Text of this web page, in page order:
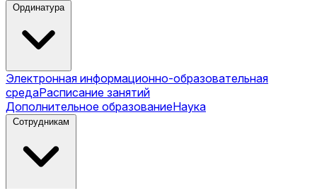
Ординатура
Электронная информационно-образовательная
средаРасписание занятий
Дополнительное образованиеНаука
Сотрудникам